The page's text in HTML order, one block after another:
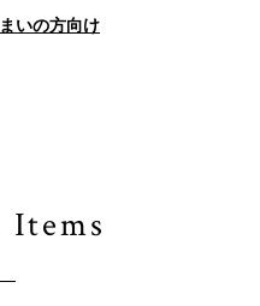
いの方向け
Items